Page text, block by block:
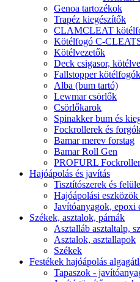
Genoa tartozékok
Trapéz kiegészítők
CLAMCLEAT
Kötélfogó C-
Kötélvezetők
Deck csigasor,
Fallstopper kötélfogók
Alba (bum tartó)
Lewmar csörlők
Csörlőkarok
Spinakker bum és
Fockrollerek és
Bamar merev forstag
Bamar Roll Gen
PROFURL
Hajóápolás és javítás
Tisztítószerek és
Hajóápolási
Javítóanyagok, epoxi
Székek, asztalok, párnák
Asztalláb asztaltalp,
Asztalok, asztallapok
Székek
Festékek hajóápolás
Tapaszok -